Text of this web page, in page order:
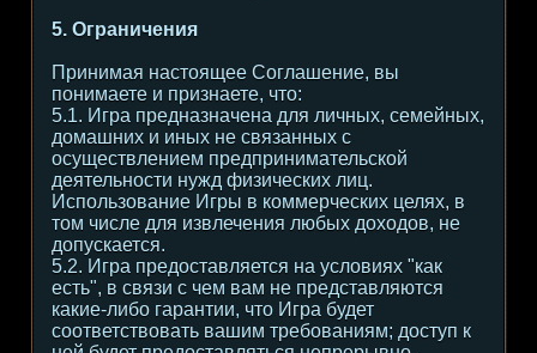
5. Ограничения
Принимая настоящее Соглашение, вы
понимаете и признаете, что:
5.1. Игра предназначена для личных, семейных,
домашних и иных не связанных с
осуществлением предпринимательской
деятельности нужд физических лиц.
Использование Игры в коммерческих целях, в
том числе для извлечения любых доходов, не
допускается.
5.2. Игра предоставляется на условиях "как
есть", в связи с чем вам не представляются
какие-либо гарантии, что Игра будет
соответствовать вашим требованиям; доступ к